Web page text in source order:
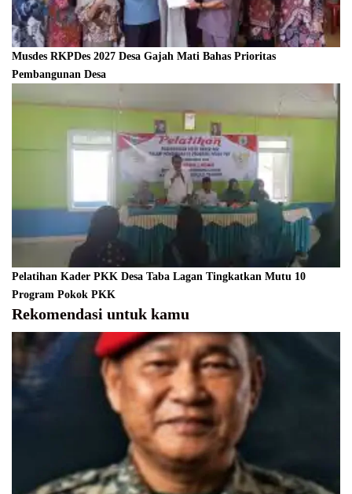
Musdes RKPDes 2027 Desa Gajah Mati Bahas Prioritas
Pembangunan Desa
Pelatihan Kader PKK Desa Taba Lagan Tingkatkan Mutu 10
Program Pokok PKK
Rekomendasi untuk kamu